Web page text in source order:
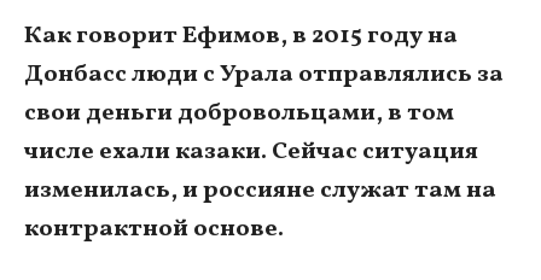
Как говорит Ефимов, в 2015 году на
Донбасс люди с Урала отправлялись за
свои деньги добровольцами, в том
числе ехали казаки. Сейчас ситуация
изменилась, и россияне служат там на
контрактной основе.